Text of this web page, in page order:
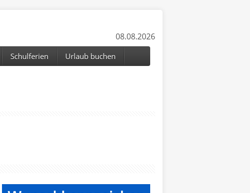
08.08.2026
Schulferien Urlaub buchen